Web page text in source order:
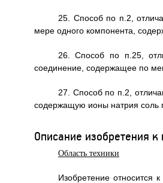
25. Способ по п.2,
мере одного компонента,
26. Способ по п.25,
соединение, содержащее по
27. Способ по п.2,
содержащую ионы натрия соль
Описание изобретения к
Область техники
Изобретение относится